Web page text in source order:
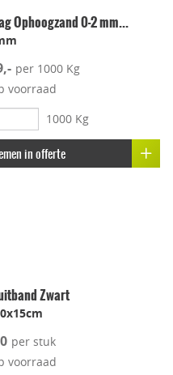
Ophoogzand 0-2 mm...
per 1000 Kg
voorraad
1000 Kg
in offerte
Zwart
per stuk
voorraad